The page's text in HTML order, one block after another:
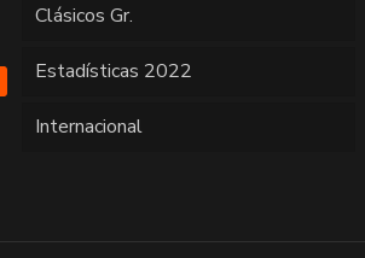
Clásicos Gr.
Estadísticas 2022
Internacional